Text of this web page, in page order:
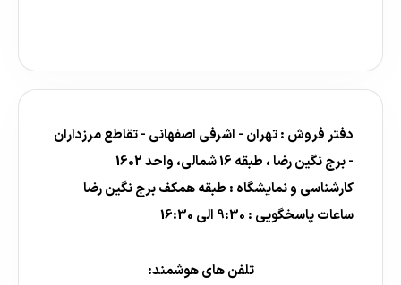
دفتر فروش : تهران - اشرفی اصفهانی - تقاطع مرزداران
- برج نگین رضا ، طبقه 16 شمالی، واحد 1602
کارشناسی و نمایشگاه : طبقه همکف برج نگین رضا
ساعات پاسخگویی : 9:30 الی 16:30
تلفن های هوشمند: